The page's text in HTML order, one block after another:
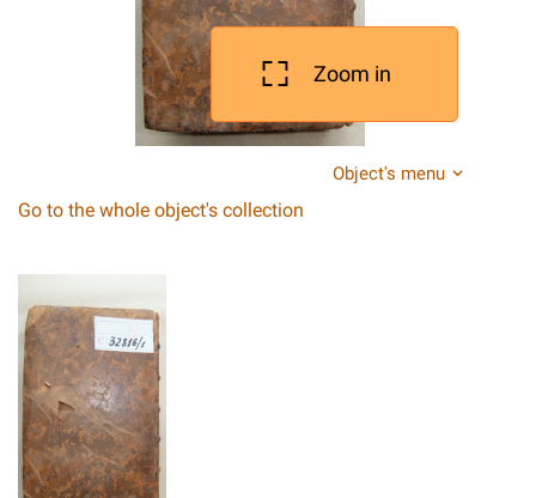
Zoom in
Object's menu
Go to the whole object's collection